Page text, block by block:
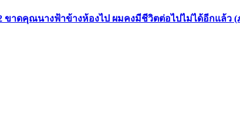
2 ขาดคุณนางฟ้าข้างห้องไป ผมคงมีชีวิตต่อไปไม่ได้อีกแล้ว